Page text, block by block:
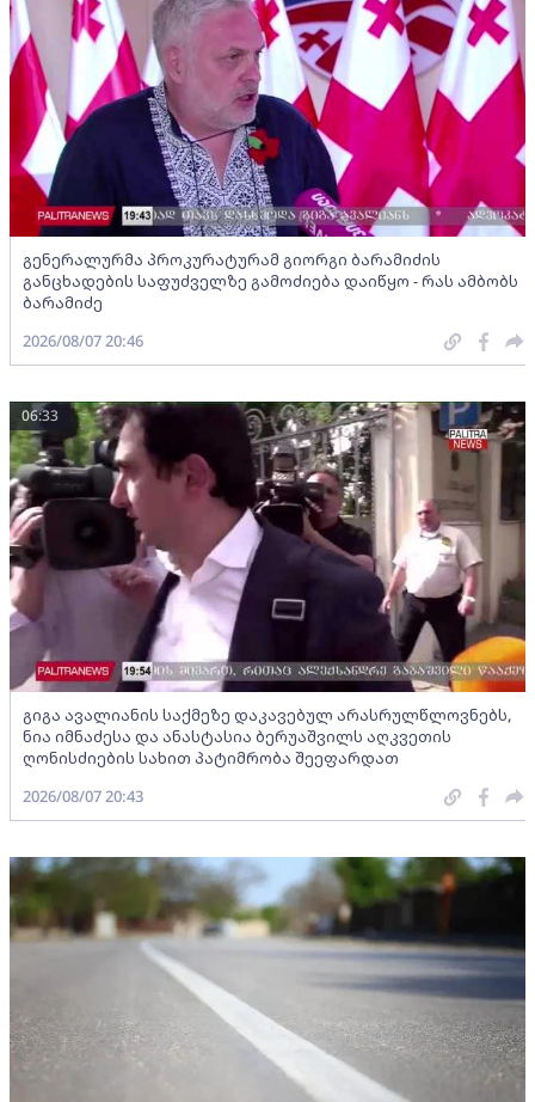
გენერალურმა პროკურატურამ გიორგი ბარამიძის
განცხადების საფუძველზე გამოძიება დაიწყო - რას ამბობს
ბარამიძე
2026/08/07 20:46
გიგა ავალიანის საქმეზე დაკავებულ არასრულწლოვნებს,
ნია იმნაძესა და ანასტასია ბერუაშვილს აღკვეთის
ღონისძიების სახით პატიმრობა შეეფარდათ
06:33
2026/08/07 20:43